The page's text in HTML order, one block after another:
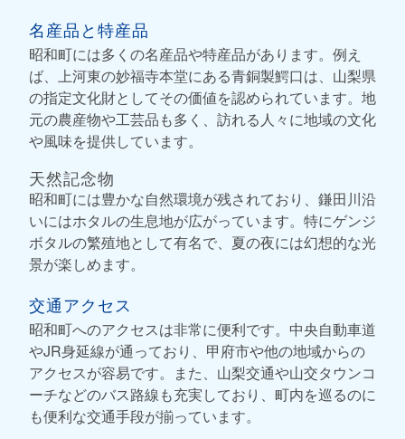
名産品と特産品
昭和町には多くの名産品や特産品があります。例え
ば、上河東の妙福寺本堂にある青銅製鰐口は、山梨県
の指定文化財としてその価値を認められています。地
元の農産物や工芸品も多く、訪れる人々に地域の文化
や風味を提供しています。
天然記念物
昭和町には豊かな自然環境が残されており、鎌田川沿
いにはホタルの生息地が広がっています。特にゲンジ
ボタルの繁殖地として有名で、夏の夜には幻想的な光
景が楽しめます。
交通アクセス
昭和町へのアクセスは非常に便利です。中央自動車道
やJR身延線が通っており、甲府市や他の地域からの
アクセスが容易です。また、山梨交通や山交タウンコ
ーチなどのバス路線も充実しており、町内を巡るのに
も便利な交通手段が揃っています。